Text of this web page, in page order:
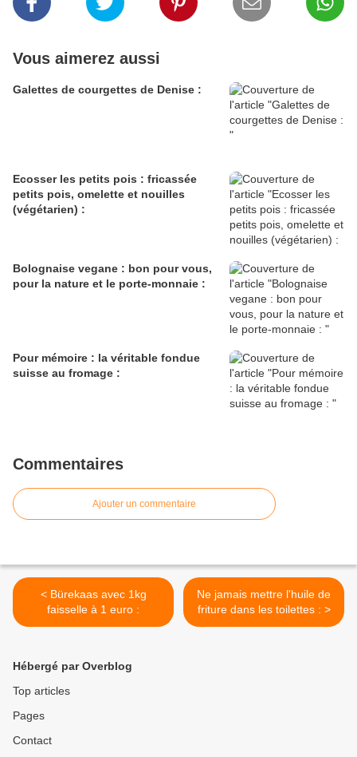
Vous aimerez aussi
Galettes de courgettes de Denise :
Ecosser les petits pois : fricassée
petits pois, omelette et nouilles
(végétarien) :
Bolognaise vegane : bon pour vous,
pour la nature et le porte-monnaie :
Pour mémoire : la véritable fondue
suisse au fromage :
Commentaires
Ajouter un commentaire
< Bürekaas avec 1kg
faisselle à 1 euro :
Ne jamais mettre l'huile de
friture dans les toilettes : >
Hébergé par Overblog
Top articles
Pages
Contact